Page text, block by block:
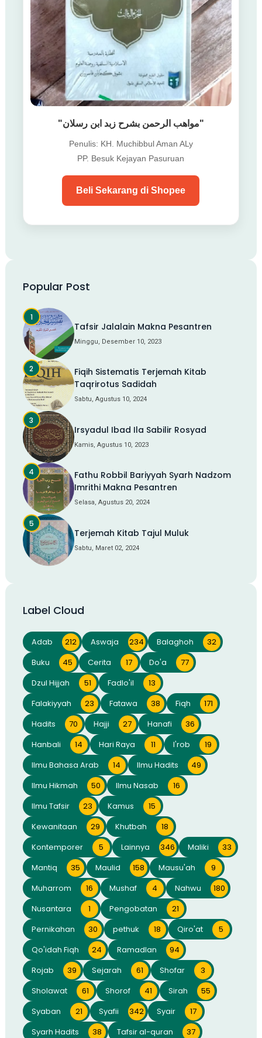
"مواهب الرحمن بشرح زبد ابن رسلان"
Penulis: KH. Muchibbul Aman ALy
PP. Besuk Kejayan Pasuruan
Beli Sekarang di Shopee
Popular Post
Tafsir Jalalain Makna Pesantren
Minggu, Desember 10, 2023
Fiqih Sistematis Terjemah Kitab
Taqrirotus Sadidah
Sabtu, Agustus 10, 2024
Irsyadul Ibad Ila Sabilir Rosyad
Kamis, Agustus 10, 2023
Fathu Robbil Bariyyah Syarh Nadzom
Imrithi Makna Pesantren
Selasa, Agustus 20, 2024
Terjemah Kitab Tajul Muluk
Sabtu, Maret 02, 2024
Label Cloud
Adab 212 Aswaja 234 Balaghoh
32
Buku
45 Cerita 17 Do'a
77
Dzul Hijjah
51 Fadlo'il
13
Falakiyyah
23 Fatawa 38 Fiqh
171
Hadits
70 Hajji 27 Hanafi
36
Hanbali
14 Hari Raya 11 I'rob
19
Ilmu Bahasa Arab
14 Ilmu Hadits
49
Ilmu Hikmah
50 Ilmu Nasab
16
Ilmu Tafsir
23 Kamus
15
Kewanitaan
29 Khutbah
18
Kontemporer
5 Lainnya 346 Maliki
33
Mantiq
35 Maulid 158 Mausu'ah
9
Muharrom
16 Mushaf 4 Nahwu
180
Nusantara
1 Pengobatan
21
Pernikahan
30 pethuk 18 Qiro'at
5
Qo'idah Fiqh
24 Ramadlan
94
Rojab
39 Sejarah 61 Shofar
3
Sholawat
61 Shorof 41 Sirah
55
Syaban
21 Syafii 342 Syair
17
Syarh Hadits
38 Tafsir al-quran
37